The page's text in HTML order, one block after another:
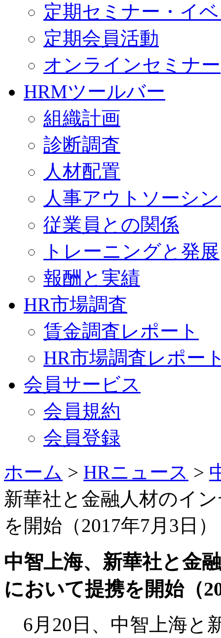
定期セミナー・イ
定期会員活動
オンラインセミナー
HRMツールバー
組織計画
診断調査
人材配置
人事アウトソーシ
従業員との関係
トレーニングと発展
報酬と実績
HR市場調査
賃金調査レポート
HR市場調査レポー
会員サービス
会員規約
会員登録
ホーム > HRニュース >
新華社と金融人材のイ
を開始（2017年7月3日）
中智上海、新華社と金
において提携を開始（
6月20日、中智上海と